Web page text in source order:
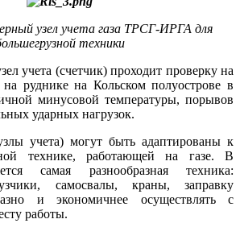
узел учета газа ТРСГ-ИРГА для
техники
учета (счетчик) проходит проверку на
руднике на Кольском полуострове в
минусовой температуры, порывов
ударных нагрузок.
учета) могут быть адаптированы к
технике, работающей на газе. В
самая разнообразная техника:
самосвалы, краны, заправку
и экономичнее осуществлять с
работы.